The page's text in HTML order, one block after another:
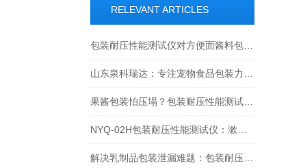
RELEVANT ARTICLES